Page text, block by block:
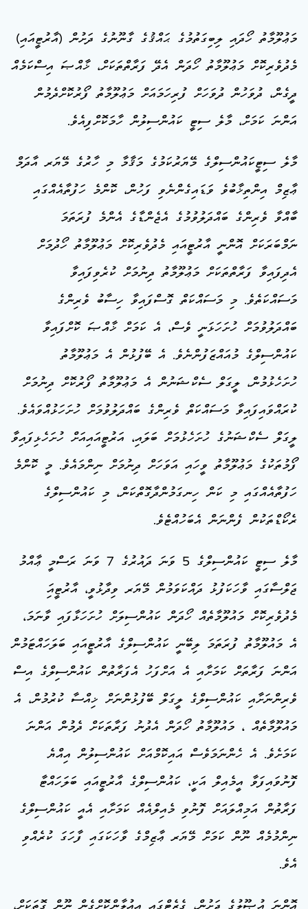
މަޢުލޫމާތު ހޯދައި ލިބިގަތުމުގެ ޙައްޤުގެ ގާނޫނުގެ ދަށުން (އާރުޓީއައި)
މެދުވެރިކޮށް މަޢުލޫމާތު ހޯދަން އެދޭ ފަރާތްތަކަށް، ޚާއްޞަ އިސްކަމެއް
ދީގެން، ދުވަހުން ދުވަހަށް ފުރިހަމައަށް މަޢުލޫމާތު ފޯރުކޮށްދެމުން
އަންނަ ކަމަށް، މާލެ ސިޓީ ކައުންސިލުން ހާމަކޮށްފިއެވެ.
މާލެ ސިޓީކައުންސިލްގެ މޭޔަރުކަމުގެ މަޤާމާ މި ހާރުގެ މޭޔަރ އާދަމް
ޢާޒިމް އިންތިޚާބުވެ ވަޑައިގެންނެވި ފަހުން، ކޮންމެ ހަފުތާއެއްގައި
ބާއްވާ ވެރިންގެ ބައްދަލުވުމުގެ އެޖެންޑާގެ އެންމެ ފުރަތަމަ
ނަމްބަރަކަށް އޮންނީ އާރުޓީއައި މެދުވެރިކޮށް މަޢުލޫމާތު ހޯދުމަށް
އެދިފައިވާ ފަރާތްތަކަށް މަޢުލޫމާތު ދިނުމަށް ކުރެވިފައިވާ
މަސައްކަތެވެ. މި މަސައްކަތް ގޮސްފައިވާ ހިސާބު ވެރިންގެ
ބައްދަލުވުމަށް ހުށަހަޅަނީ ވެސް، އެ ކަމަށް ޚާއްޞަ ކޮށްފައިވާ
ކައުންސިލްގެ މުއައްޒަފުންނެވެ. އެ ބޭފުޅުން އެ މަޢުލޫމާތު
ހުށަހެޅުމުން، ލީގަލް ސެކްޝަނުން އެ މަޢުލޫމާތު ފޯރުކޮށް ދިނުމަށް
ކުރައްވައިފައިވާ މަސައްކަތް ވެރިންގެ ބައްދަލުވުމަށް ހުށަހަޅުއްވައެވެ.
ލީގަލް ސެކްޝަނުގެ ހުށަހެޅުމަށް ބަލައި، އަރުޓީއައިއަށް ހުށަހެޅިފައިވާ
ފޯމުތަކުގެ މަޢުލޫމާތު ވީހައި އަވަހަށް ދިނުމަށް ނިންމައެވެ. މީ ކޮންމެ
ހަފުތާއެއްގައި މި ކަން ހިނގަމުންދާގޮތްކަން، މި ކައުންސިލްގެ
ރެކޯޑްތަކުން ފެންނަން އެބަހުއްޓެވެ.
މާލެ ސިޓީ ކައުންސިލްގެ 5 ވަނަ ދައުރުގެ 7 ވަނަ ރަސްމީ ޢާއްމު
ޖަލްސާގައި ވާހަކަފުޅު ދައްކަވަމުން މޭޔަރ ވިދާޅުވީ، އާރުޓީއަި
މެދުވެރިކޮށް މައުލޫމާތެއް ހޯދަން ކައުންސިލަށް ހުށަހަޅާފައި ވާނަމަ،
އެ މައުލޫމާތު ފުރަތަމަ ލިބޭނީ ކައުންސިލްގެ އާރުޓީއައި ބަލަހައްޓަމުން
އަންނަ ފަރާތަށް ކަމަށާއި އެ އަށްފަހު އެފަރާތުން ކައުންސިލްގެ އިސް
ވެރިންނަށާއި ކައުންސިލްގެ ލީގަލް ބޭފުޅުންނަށް ޚިއްސާ ކުރުމުން، އެ
މައުލޫމާތެއް ، މައުލޫމާތު ހޯދަން އެދުނު ފަރާތަކަށް ދެމުން އަންނަ
ކަމަށެވެ. އެ ހެންނަމަވެސް އައިކޮމްއަށް ކައުންސިލުން އިއްޔެ
ފޮނުވައިފަވާ އީމެއިލް އަކީ، ކައުންސިލްގެ އާރުޓީއައި ބަލަހައްޓާ
ފަރާތުން އަމިއްލައަށް ފޮނުވި މެއިލްއެއް ކަމަށާއި އެއީ ކައުންސިލްގެ
ނިންމުމެއް ނޫން ކަމަށް މޭޔަރ ޢާޒިމްގެ ވާހަކަގައި ފާހަގަ ކުރެއްވި
އެވެ.